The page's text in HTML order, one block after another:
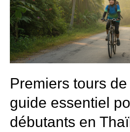
Premiers tours
guide essentiel
débutants en
le
guide
essentiel
pour
cyclistes
débutants
Thaïlande
tropicale